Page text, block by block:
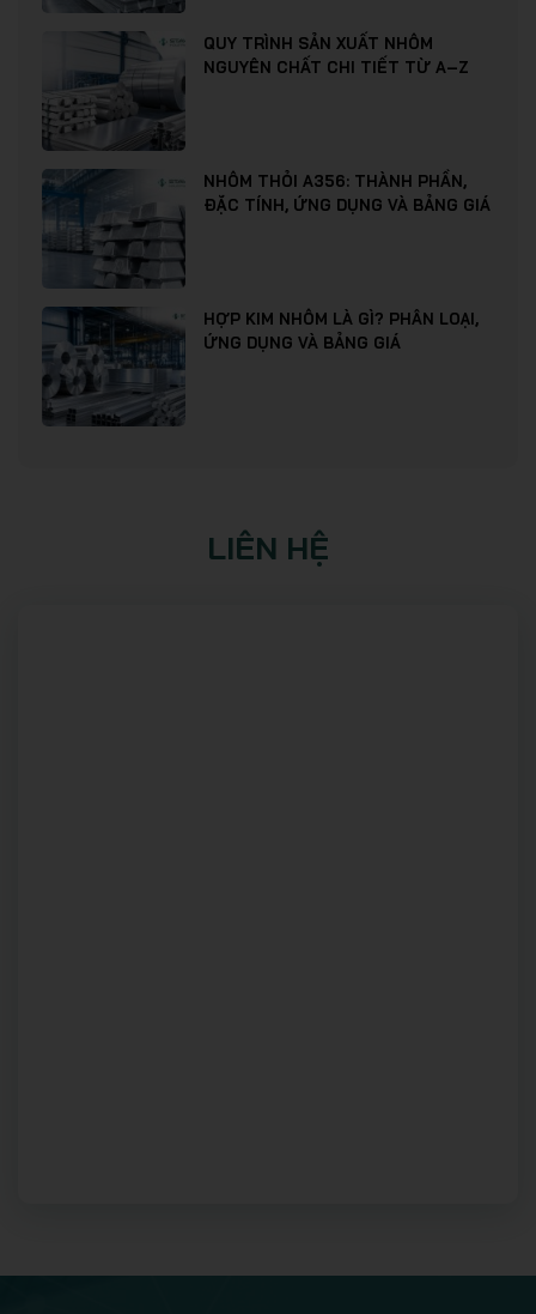
QUY TRÌNH SẢN XUẤT NHÔM
NGUYÊN CHẤT CHI TIẾT TỪ A–Z
NHÔM THỎI A356: THÀNH PHẦN,
ĐẶC TÍNH, ỨNG DỤNG VÀ BẢNG GIÁ
HỢP KIM NHÔM LÀ GÌ? PHÂN LOẠI,
ỨNG DỤNG VÀ BẢNG GIÁ
LIÊN HỆ